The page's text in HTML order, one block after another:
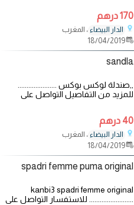
170 درهم
الدار البيضاء ، المغرب
18/04/2019
sandla
,,صندلة لوكس بوكس ......................
للمزيد من التفاصيل التواصل على
40 درهم
الدار البيضاء ، المغرب
18/04/2019
spadri femme puma original
kanbi3 spadri femme original
......................... للاستفسار التواصل على